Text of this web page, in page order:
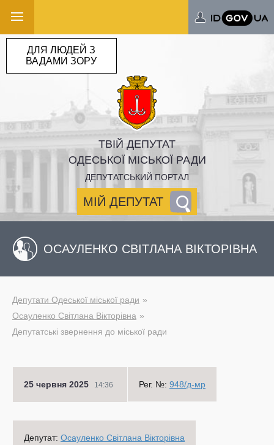
ТВІЙ ДЕПУТАТ
ОДЕСЬКОЇ МІСЬКОЇ РАДИ
ДЕПУТАТСЬКИЙ ПОРТАЛ
МІЙ ДЕПУТАТ
ДЛЯ ЛЮДЕЙ З
ВАДАМИ ЗОРУ
ОСАУЛЕНКО СВІТЛАНА ВІКТОРІВНА
Депутати Одеської міської ради
Осауленко Світлана Вікторівна
Депутатські звернення до міської ради
25 червня 2025 14:36 Рег. №: 948/д-мр
Депутат: Осауленко Світлана Вікторівна